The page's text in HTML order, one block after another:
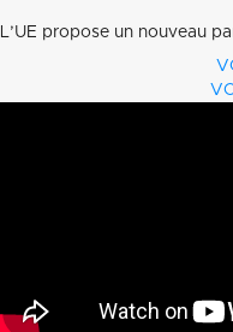
L’UE propose un nouveau